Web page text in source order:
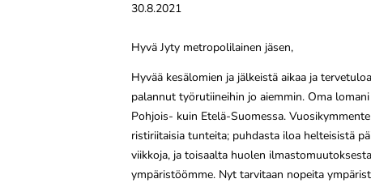
30.8.2021
Hyvä Jyty metropolilainen jäsen,
Hyvää kesälomien ja jälkeistä aikaa ja
palannut työrutiineihin jo aiemmin. Oma
Pohjois- kuin Etelä-Suomessa.
ristiriitaisia tunteita; puhdasta iloa helteisistä
viikkoja, ja toisaalta huolen
ympäristöömme. Nyt tarvitaan nopeita